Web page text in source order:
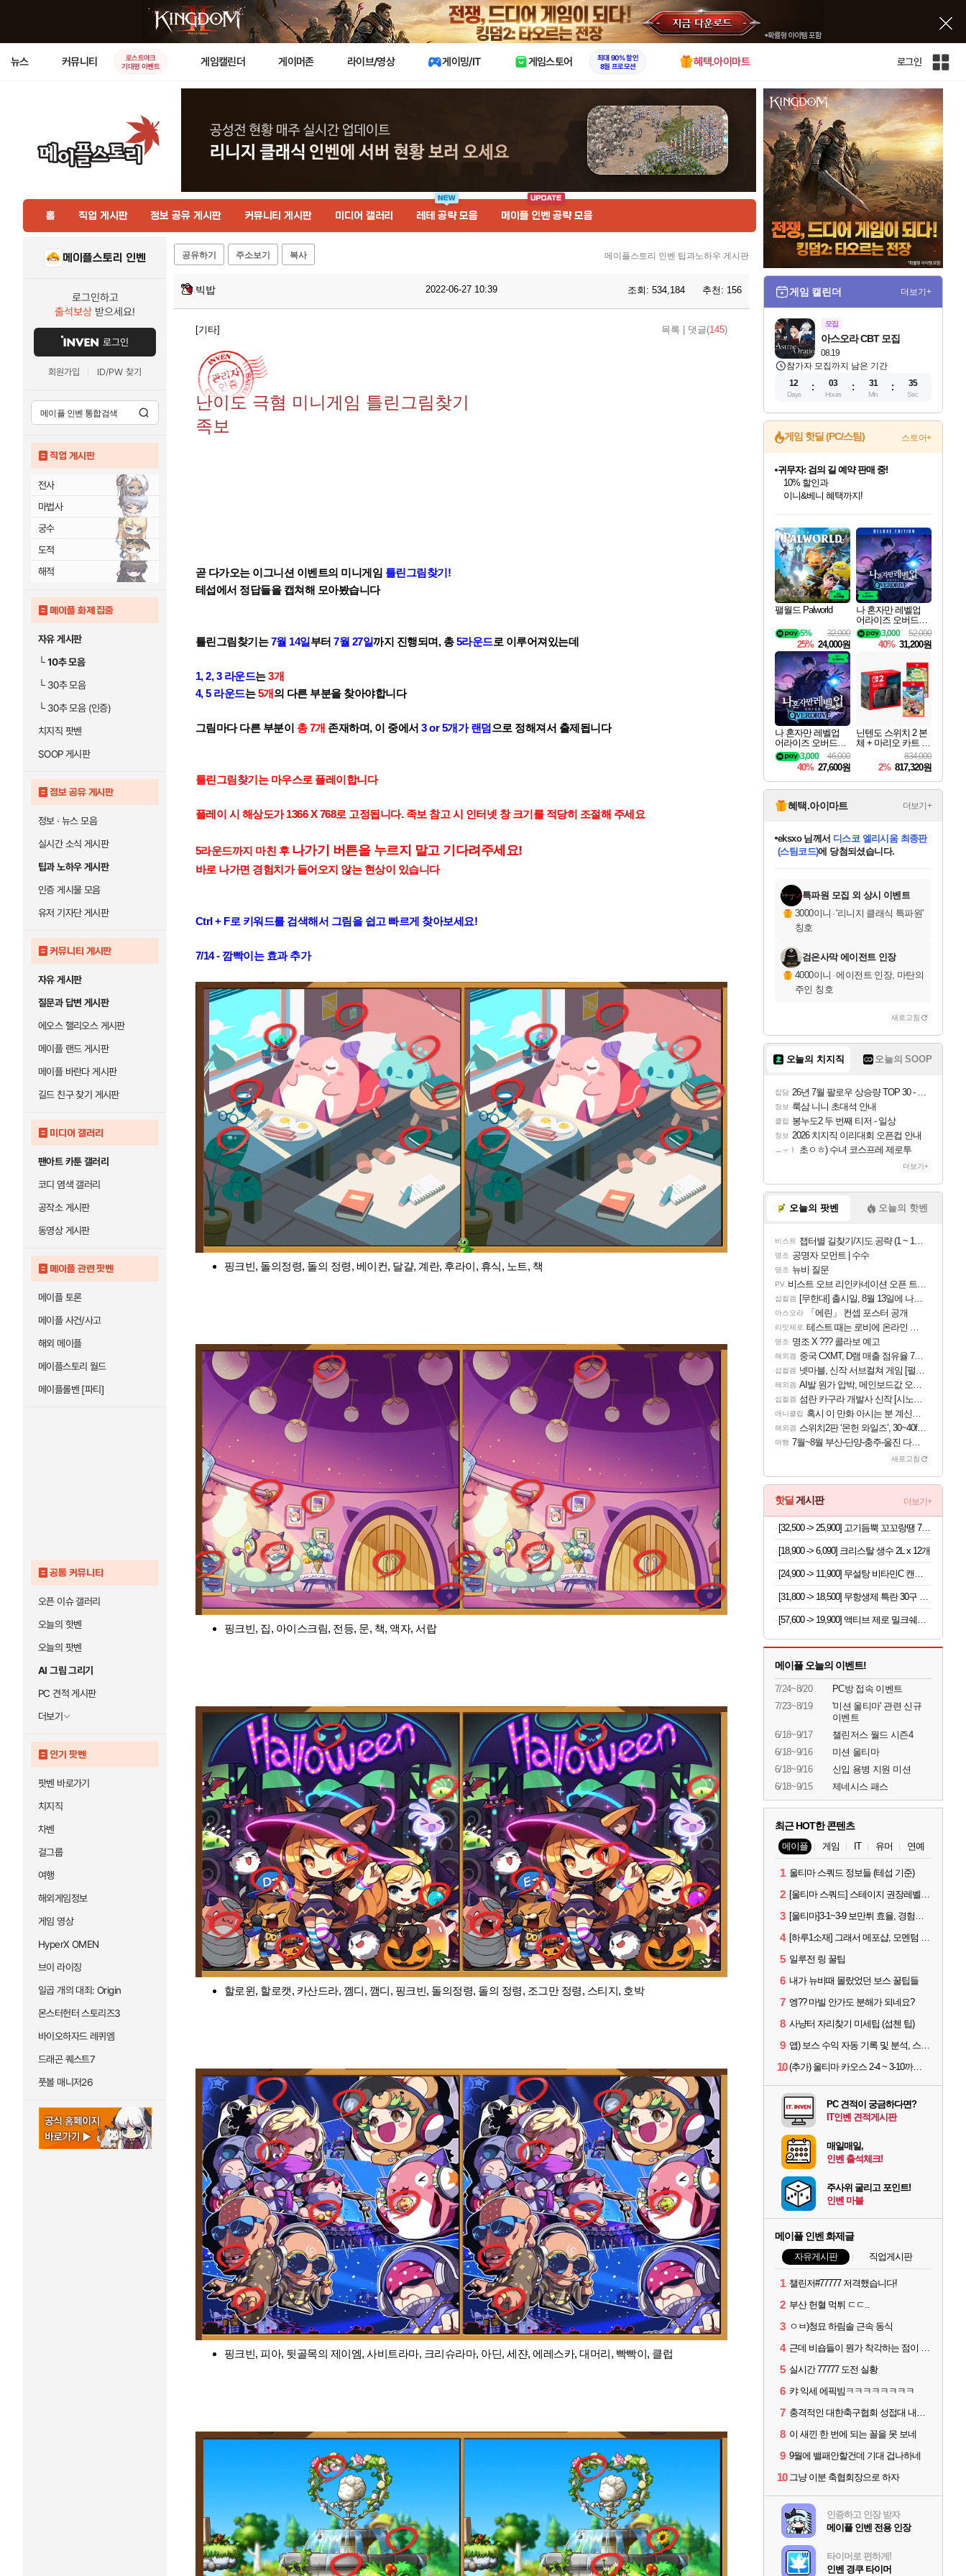
X
뉴스 커뮤니티
로스트아크
기대평 이벤트
게임캘린더 게이머존 라이브/영상 게이밍/IT 게임스토어
최대 90% 할인
8월 프로모션
혜택.아이마트 로그인
인
사
이
트
맵
홈 직업 게시판 정보 공유 게시판 커뮤니티 게시판 미디어 갤러리 레테 공략 모음 메이플 인벤 공략 모음
메이플스토리 인벤
로그인하고
출석보상 받으세요!
로그인
회원가입 ID/PW 찾기
직업 게시판
전사
마법사
궁수
도적
해적
메이플 화제 집중
자유 게시판
└10추 모음
└30추 모음
└30추 모음 (인증)
치지직 팟벤
SOOP 게시판
정보 공유 게시판
정보 · 뉴스 모음
실시간 소식 게시판
팁과 노하우 게시판
인증 게시물 모음
유저 기자단 게시판
커뮤니티 게시판
자유 게시판
질문과 답변 게시판
에오스 핼리오스 게시판
메이플 랜드 게시판
메이플 바란다 게시판
길드 친구 찾기 게시판
미디어 갤러리
팬아트 카툰 갤러리
코디 염색 갤러리
공작소 게시판
동영상 게시판
메이플 관련 팟벤
메이플 토론
메이플 사건/사고
해외 메이플
메이플스토리 월드
메이플롤벤 [파티]
공통 커뮤니티
오픈 이슈 갤러리
오늘의 핫벤
오늘의 팟벤
AI 그림 그리기
PC 견적 게시판
더보기
인기 팟벤
팟벤 바로가기
치지직
차벤
걸그룹
여행
해외게임정보
게임 영상
HyperX OMEN
브이 라이징
일곱 개의 대죄: Origin
몬스터헌터 스토리즈3
바이오하자드 레퀴엠
드래곤 퀘스트7
풋볼 매니저26
공유하기 주소보기 복사 메이플스토리 인벤 팁과노하우 게시판
빅밥 2022-06-27 10:39 조회: 534,184 추천: 156
[기타] 목록 댓글(145)
난이도 극혐 미니게임 틀린그림찾기
족보
곧 다가오는 이그니션 이벤트의 미니게임 틀린그림찾기!
테섭에서 정답들을 캡쳐해 모아봤습니다
틀린그림찾기는7월 14일부터 7월 27일까지 진행되며, 총5라운드로 이루어져있는데
1, 2, 3 라운드는3개
4, 5 라운드는5개의 다른 부분을 찾아야합니다
그림마다 다른 부분이 총 7개 존재하며, 이 중에서 3 or 5개가 랜덤으로 정해져서 출제됩니다
틀린그림찾기는 마우스로 플레이합니다
플레이 시 해상도가 1366 X 768로 고정됩니다. 족보 참고 시 인터넷 창 크기를 적당히 조절해 주세요
5라운드까지 마친 후 나가기 버튼을 누르지 말고 기다려주세요!
바로 나가면 경험치가 들어오지 않는 현상이 있습니다
Ctrl + F로 키워드를 검색해서 그림을 쉽고 빠르게 찾아보세요!
7/14 - 깜빡이는 효과 추가
핑크빈, 돌의정령, 돌의 정령, 베이컨, 달걀, 계란, 후라이, 휴식, 노트, 책
핑크빈, 집, 아이스크림, 전등, 문, 책, 액자, 서랍
할로윈, 할로캣, 카산드라, 껨디, 깸디, 핑크빈, 돌의정령, 돌의 정령, 조그만 정령, 스티지, 호박
핑크빈, 피아, 뒷골목의 제이엠, 사비트라마, 크리슈라마, 아딘, 세쟌, 에레스카, 대머리, 빡빡이, 클럽
게임 캘린더 더보기+
모집
08.19
아스오라 CBT 모집
참가자 모집까지 남은 기간
12
Days
03
Hours
31
Min
34
Sec
게임 핫딜 (PC/스팀) 스토어+
최대 90% 할인가를 만나보세요!
네이버혜택과 함께 만나보세요!
50%할인&추가 적립까지!
귀무자: 검의 길 예약 판매 중!
10% 할인과
이니&베니 혜택까지!
네이버 혜택가와 함께 예약하세요!
할인&네이버혜택으로 만나보세요!
네이버페이 혜택과 만나보세요!
40주년 프로모션으로 만나보세요!
네이버 포인트 혜택까지!
할인가에 만나보세요!
일부 에디션 상시 할인!
혜택으로 예약 판매 중
편안하게 충전하세요
팰월드 Palworld
32,000
5%
25% 24,000원
나 혼자만 레벨업
어라이즈 오버드라
이브 디럭스 에디션
Solo Leveling Arise
Overdrive Deluxe Edi
52,000
3,000
40% 31,200원
나 혼자만 레벨업
어라이즈 오버드라
이브 Solo Leveling A
rise
46,000
3,000
40% 27,600원
닌텐도 스위치 2 본
체 + 마리오 카트 월
드 + 포켓몬 포코피
아 번들
834,000
2% 817,320원
혜택.아이마트 더보기+
당첨되셨습니다.
당첨되셨습니다.
eksxo님께서 디스코 엘리시움 최종판
(스팀코드)에 당첨되셨습니다.
당첨되셨습니다.
당첨되셨습니다.
에디션 (스팀코드)를 교환.
당첨되셨습니다.
당첨되셨습니다.
당첨되셨습니다.
당첨되셨습니다.
특파원 모집 외 상시 이벤트
3000이니 ·'리니지 클래식 특파원'
칭호
검은사막 에이전트 인장
4000이니 ·에이전트 인장, 마탄의
주인 칭호
새로고침
오늘의 치지직 오늘의 SOOP
잡담 26년 7월 팔로우 상승량 TOP 30 - 월간 치지직
정보 룩삼 니니 초대석 안내
클립 봉누도2 두 번째 티저 - 일상
정보 2026 치지직 이리대회 오픈컵 안내
ㅗㅜㅑ 초ㅇㅎ) 수녀 코스프레 제로투
더보기+
오늘의 팟벤 오늘의 핫벤
비스트 챕터별 길찾기/지도 공략 (1 ~ 12장)
명조 공명자 모먼트 | 수수
명조 뉴비 질문
PV 비스트 오브 리인카네이션 오픈 트레일러
섭컬겜 [무한대] 출시일, 8월 13일에 나오나
아스오라 「에린」 컨셉 포스터 공개
리밋제로 테스트 때는 로비에 온라인 기능이 있는데
명조 명조 X ??? 콜라보 예고
해외겜 중국 CXMT, D램 매출 점유율 7%…글로벌 4위로 부상
섭컬겜 넷마블, 신작 서브컬쳐 게임 [펄 인 블루] 티저 사이트 오픈
해외겜 AI발 원가 압박, 메인보드값 오르나
섭컬겜 섬란 카구라 개발사 신작 [시노비 넥서스] 연내 출시 예정
애니클립 혹시 이 만화 아시는 분 계신가요
해외겜 스위치2판 ‘몬헌 와일즈’, 30~40fps 목표 추정
여행 7월~8월 부산-단양-충주-울진 다녀왔어요~
새로고침
핫딜 게시판 더보기+
[32,500 -> 25,900] 고기듬뿍 꼬꼬랑땡 700g x 3개
[18,900 -> 6,090] 크리스탈 생수 2L x 12개
[57,600 -> 19,900] 액티브 제로 밀크쉐이크 250ml x 18개
메이플 오늘의 이벤트!
7/24~8/20
PC방 접속 이벤트
7/23~8/19
'미션 울티마' 관련 신규
이벤트
6/18~9/17
챌린저스 월드 시즌4
6/18~9/16
미션 울티마
6/18~9/16
신입 용병 지원 미션
6/18~9/15
제네시스 패스
최근 HOT한 콘텐츠
메이플 게임 IT 유머 연예
1 울티마 스쿼드 정보들 (테섭 기준)
2 [울티마 스쿼드] 스테이지 권장레벨, 잠재옵션표, 스킬퍼뎀, 장비 리스트 및 능력치 공유
3 [울티마]3-1~3-9 보만튀 효율, 경험치 공략 및 소소한 컨트롤 팁
4 [하루1소재] 그래서 메포샵, 모멘텀 효율 얼마나 좋음?
5 일루전 링 꿀팁
6 내가 뉴비때 몰랐었던 보스 꿀팁들
7 엥?? 마빌 안가도 분해가 되네요?
8 사냥터 자리찾기 미세팁 (섭첸 팁)
9 앱) 보스 수익 자동 기록 및 분석, 스케줄러 알림
10 (추가) 울티마 카오스 2-4 ~ 3-10까지 공략 스펙 및 팁 공유
PC 견적이 궁금하다면?
IT인벤 견적게시판
매일매일,
인벤 출석체크!
주사위 굴리고 포인트!
인벤 마블
메이플 인벤 화제글
자유게시판 직업게시판
1 챌린저#77777 저격했습니다!
2 부산 헌혈 먹튀 ㄷㄷ..
3 ㅇㅂ)청묘 하림솔 근속 동식
4 근데 비숍들이 뭔가 착각하는 점이 있는데
5 실시간 77777 도전 실황
6 캬 익세 에픽빔ㅋㅋㅋㅋㅋㅋㅋㅋ
7 충격적인 대한축구협회 성접대 내역.jpg
8 이 새낀 한 번에 되는 꼴을 못 보네
9 9월에 밸패안할건데 기대 겁나하네
10 그냥 이분 축협회장으로 하자
인증하고 인장 받자
메이플 인벤 전용 인장
타이머로 편하게!
인벤 경쿠 타이머